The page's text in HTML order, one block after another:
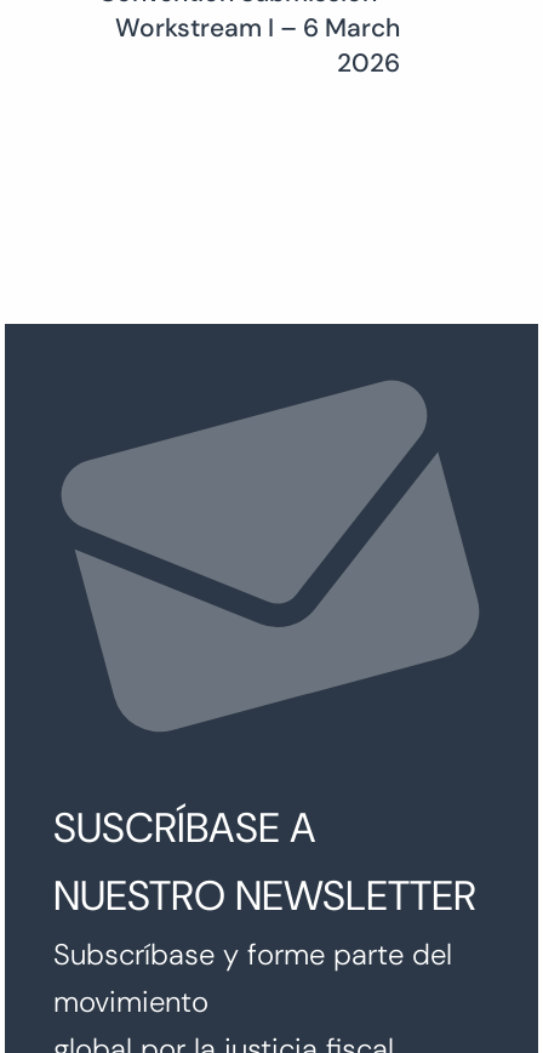
Workstream I – 6 March
2026
SUSCRÍBASE A
NUESTRO NEWSLETTER
Subscríbase y forme parte del
movimiento